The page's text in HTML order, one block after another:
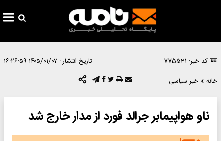
کد خبر: 775531 تاریخ انتشار : ۱۴۰۵/۰۱/۰۷ ۱۶:۲۶:۵۹
خانه
خبر سیاسی
ناو هواپیمابر جرالد فورد از مدار خارج شد